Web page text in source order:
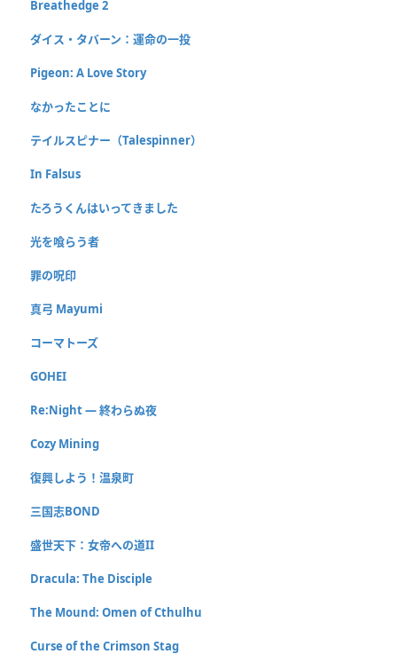
Breathedge 2
ダイス・タバーン：運命の一投
Pigeon: A Love Story
なかったことに
テイルスピナー（Talespinner）
In Falsus
たろうくんはいってきました
光を喰らう者
罪の呪印
真弓 Mayumi
コーマトーズ
GOHEI
Re:Night ― 終わらぬ夜
Cozy Mining
復興しよう！温泉町
三国志BOND
盛世天下：女帝への道II
Dracula: The Disciple
The Mound: Omen of Cthulhu
Curse of the Crimson Stag